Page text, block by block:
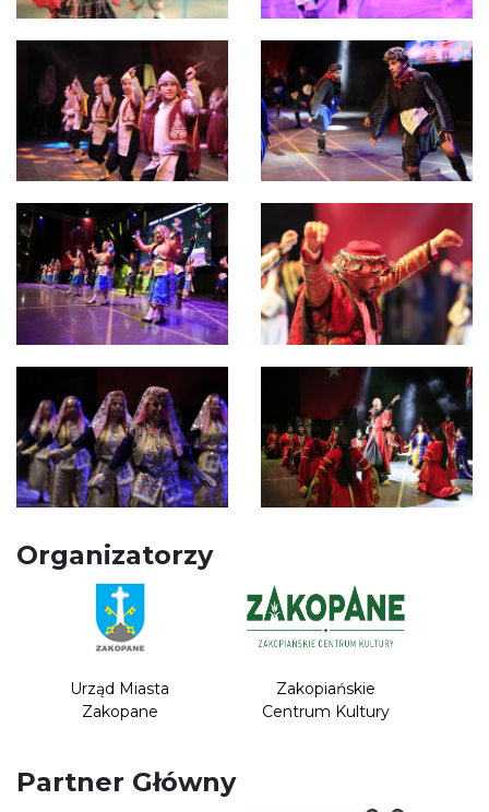
Organizatorzy
Urząd Miasta
Zakopane
Zakopiańskie
Centrum Kultury
Partner Główny